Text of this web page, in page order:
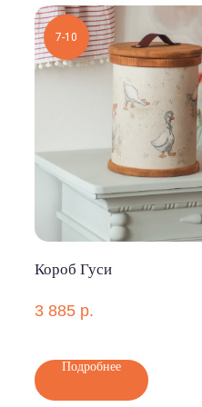
7-10
Короб Гуси
3 885 р.
Подробнее